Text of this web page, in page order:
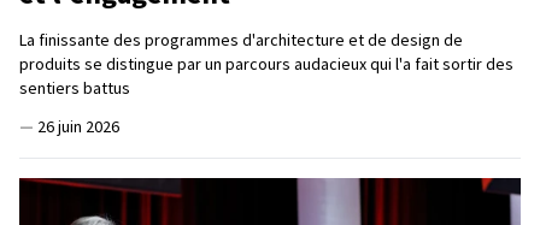
La finissante des programmes d'architecture et de design de
produits se distingue par un parcours audacieux qui l'a fait sortir des
sentiers battus
— 26 juin 2026